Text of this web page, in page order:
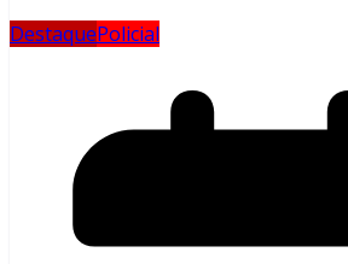
DestaquePolicial